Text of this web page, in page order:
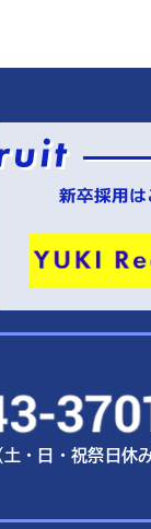
日・祝祭日休み